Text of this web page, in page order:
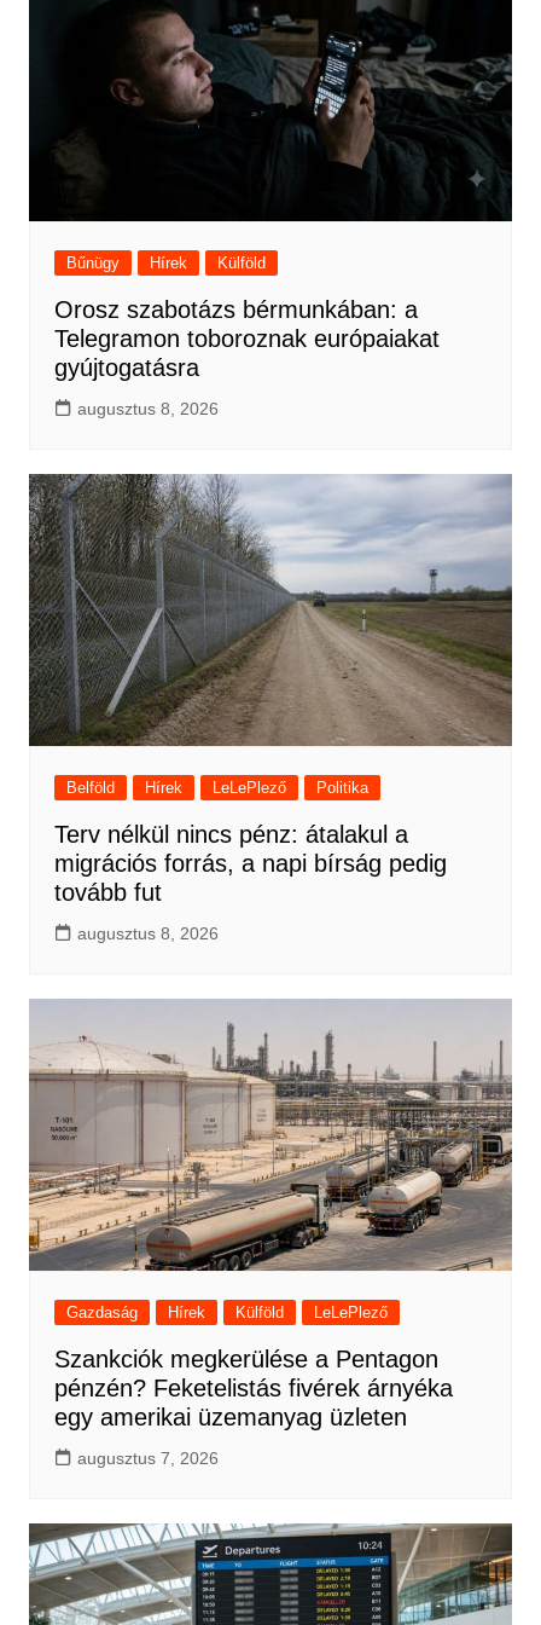
Bűnügy Hírek Külföld
Orosz szabotázs bérmunkában: a
Telegramon toboroznak európaiakat
gyújtogatásra
augusztus 8, 2026
Belföld Hírek LeLePlező Politika
Terv nélkül nincs pénz: átalakul a
migrációs forrás, a napi bírság pedig
tovább fut
augusztus 8, 2026
Gazdaság Hírek Külföld LeLePlező
Szankciók megkerülése a Pentagon
pénzén? Feketelistás fivérek árnyéka
egy amerikai üzemanyag üzleten
augusztus 7, 2026